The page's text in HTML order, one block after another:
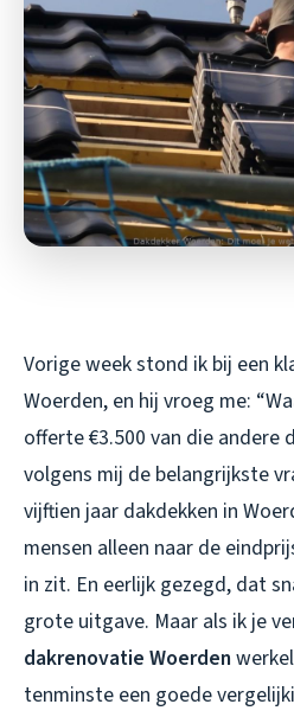
Vorige week stond ik bij een
Woerden, en hij vroeg me:
offerte €3.500 van die andere
volgens mij de belangrijkste
vijftien jaar dakdekken in
mensen alleen naar de
in zit. En eerlijk gezegd, dat
grote uitgave. Maar als ik je
dakrenovatie Woerden
tenminste een goede